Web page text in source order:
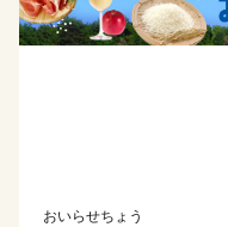
おいらせちょう